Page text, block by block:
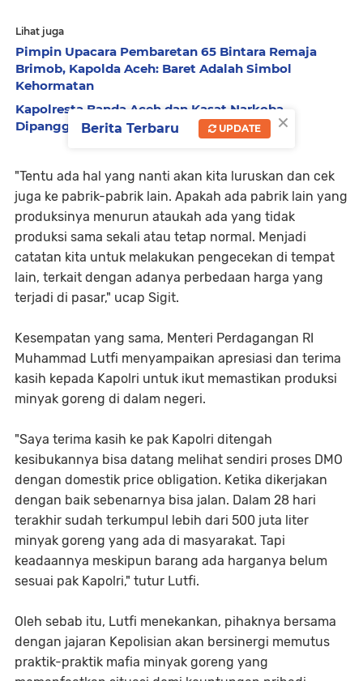
Lihat juga
Pimpin Upacara Pembaretan 65 Bintara Remaja
Brimob, Kapolda Aceh: Baret Adalah Simbol
Kehormatan
Kapolresta Banda Aceh dan Kasat Narkoba
Dipanggil ke Jakarta, Polda Aceh Tunjuk Plt
"Tentu ada hal yang nanti akan kita luruskan dan cek
juga ke pabrik-pabrik lain. Apakah ada pabrik lain yang
produksinya menurun ataukah ada yang tidak
produksi sama sekali atau tetap normal. Menjadi
catatan kita untuk melakukan pengecekan di tempat
lain, terkait dengan adanya perbedaan harga yang
terjadi di pasar," ucap Sigit.
Kesempatan yang sama, Menteri Perdagangan RI
Muhammad Lutfi menyampaikan apresiasi dan terima
kasih kepada Kapolri untuk ikut memastikan produksi
minyak goreng di dalam negeri.
"Saya terima kasih ke pak Kapolri ditengah
kesibukannya bisa datang melihat sendiri proses DMO
dengan domestik price obligation. Ketika dikerjakan
dengan baik sebenarnya bisa jalan. Dalam 28 hari
terakhir sudah terkumpul lebih dari 500 juta liter
minyak goreng yang ada di masyarakat. Tapi
keadaannya meskipun barang ada harganya belum
sesuai pak Kapolri," tutur Lutfi.
Oleh sebab itu, Lutfi menekankan, pihaknya bersama
dengan jajaran Kepolisian akan bersinergi memutus
praktik-praktik mafia minyak goreng yang
×
Berita Terbaru UPDATE